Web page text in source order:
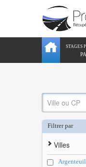
STAGES
Filtrer par
Villes
Argenteuil